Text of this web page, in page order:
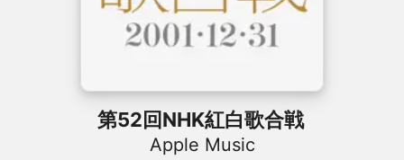
第52回NHK紅白歌合戦
Apple Music